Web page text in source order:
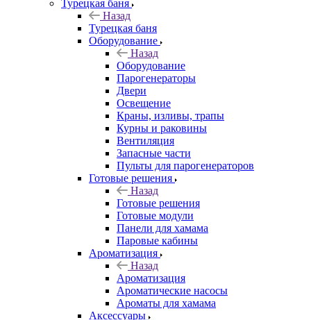
Турецкая баня
Назад
Турецкая баня
Оборудование
Назад
Оборудование
Парогенераторы
Двери
Освещение
Краны, изливы, трапы
Курны и раковины
Вентиляция
Запасные части
Пульты для парогенераторов
Готовые решения
Назад
Готовые решения
Готовые модули
Панели для хамама
Паровые кабины
Ароматизация
Назад
Ароматизация
Ароматические насосы
Ароматы для хамама
Аксессуары